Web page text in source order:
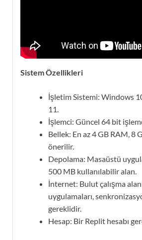
Sistem Özellikleri
İşletim Sistemi: Windows
11.
İşlemci: Güncel 64 bit
Bellek: En az 4 GB RAM, 8
önerilir.
Depolama: Masaüstü
500 MB kullanılabilir alan.
İnternet: Bulut çalışma
uygulamaları,
gereklidir.
Hesap: Bir Replit hesabı